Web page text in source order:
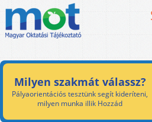
Milyen szakmát válassz?
Pályaorientációs tesztünk segít kideríteni,
milyen munka illik Hozzád